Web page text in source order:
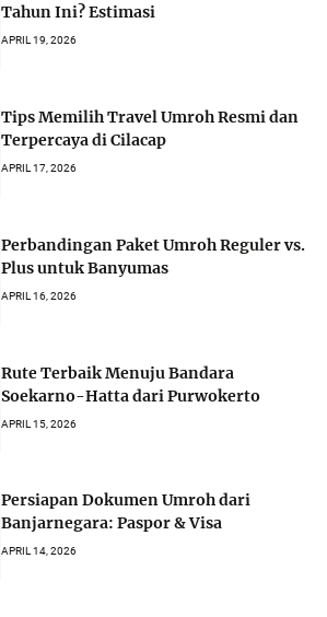
Tahun Ini? Estimasi
APRIL 19, 2026
Tips Memilih Travel Umroh Resmi dan
Terpercaya di Cilacap
APRIL 17, 2026
Perbandingan Paket Umroh Reguler vs.
Plus untuk Banyumas
APRIL 16, 2026
Rute Terbaik Menuju Bandara
Soekarno-Hatta dari Purwokerto
APRIL 15, 2026
Persiapan Dokumen Umroh dari
Banjarnegara: Paspor & Visa
APRIL 14, 2026